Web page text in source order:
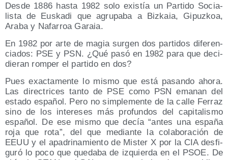
Des­de 1886 has­ta 1982 solo exis­tía un Par­ti­do Socia­
lis­ta de Eus­ka­di que agru­pa­ba a Biz­kaia, Gipuz­koa,
Ara­ba y Nafa­rroa Garaia.
En 1982 por arte de magia sur­gen dos par­ti­dos dife­ren­
cia­dos: PSE y PSN. ¿Qué pasó en 1982 para que deci­
die­ran rom­per el par­ti­do en dos?
Pues exac­ta­men­te lo mis­mo que está pasan­do aho­ra.
Las direc­tri­ces tan­to de PSE como PSN ema­nan del
esta­do espa­ñol. Pero no sim­ple­men­te de la calle Ferraz
sino de los intere­ses más pro­fun­dos del capi­ta­lis­mo
espa­ñol. De ese mis­mo que decía “antes una espa­ña
roja que rota”, del que median­te la cola­bo­ra­ción de
EEUU y el apa­dri­na­mien­to de Mis­ter X por la CIA des­fi­
gu­ró lo poco que que­da­ba de izquier­da en el PSOE. De